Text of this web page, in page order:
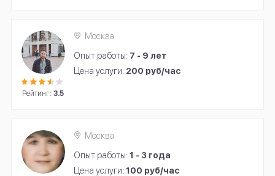
Рейтинг:3.5
Москва
Опыт работы: 7 - 9 лет
Цена услуги: 200 руб/час
Москва
Опыт работы:1 - 3 года
Цена услуги:100 руб/час